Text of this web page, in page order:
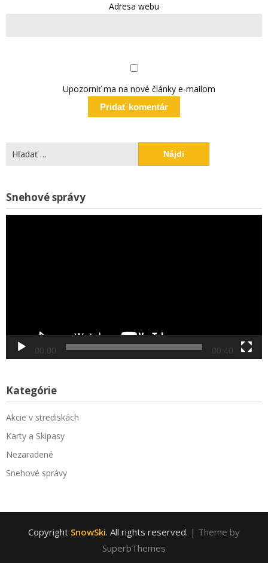
Adresa webu
Upozorniť ma na nové články e-mailom
Hľadať:
Snehové správy
00:00 00:40
Kategórie
Akcie v strediskách
Karty a Skipasy
Nezaradené
Snehové správy
Copyright SnowSki. All rights reserved. | Theme by
SuperbThemes